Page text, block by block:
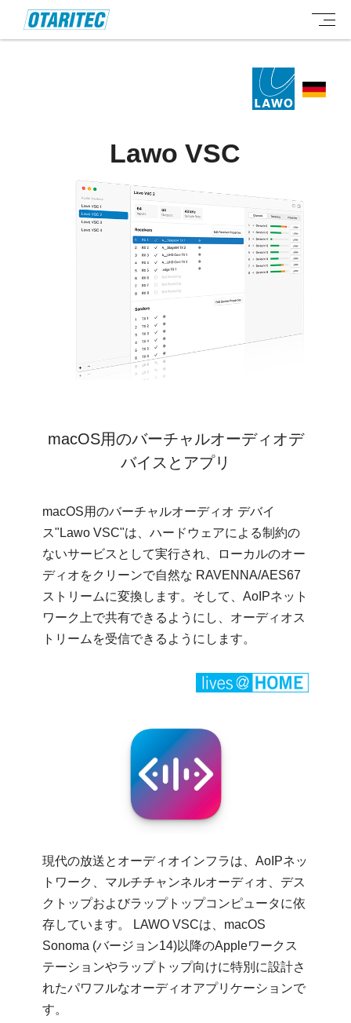
Lawo VSC
macOS用のバーチャルオーディオデ
バイスとアプリ
macOS用のバーチャルオーディオ デバイ
ス"Lawo VSC"は、ハードウェアによる制約の
ないサービスとして実行され、ローカルのオー
ディオをクリーンで自然な RAVENNA/AES67
ストリームに変換します。そして、AoIPネット
ワーク上で共有できるようにし、オーディオス
トリームを受信できるようにします。
現代の放送とオーディオインフラは、AoIPネッ
トワーク、マルチチャンネルオーディオ、デス
クトップおよびラップトップコンピュータに依
存しています。 LAWO VSCは、macOS
Sonoma (バージョン14)以降のAppleワークス
テーションやラップトップ向けに特別に設計さ
れたパワフルなオーディオアプリケーションで
す。